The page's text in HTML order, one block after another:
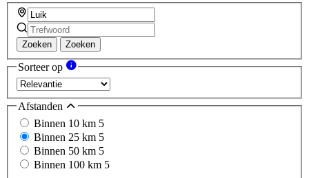
Zoeken Zoeken
Sorteer op
Afstanden
Binnen 10 km 5
Binnen 25 km 5
Binnen 50 km 5
Binnen 100 km 5